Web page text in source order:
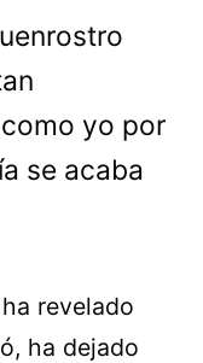
yo por
se acaba
revelado
ha dejado